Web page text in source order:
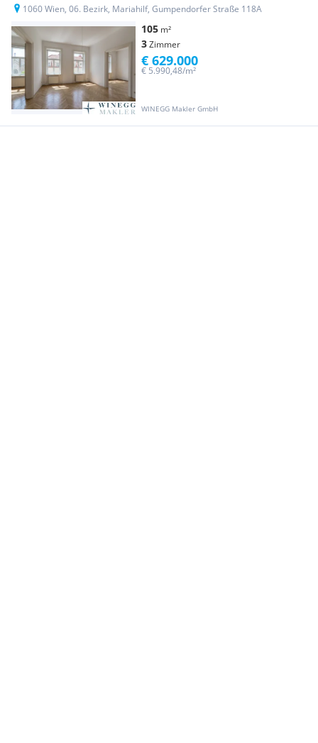
1060 Wien, 06. Bezirk, Mariahilf, Gumpendorfer Straße 118A
105 m²
3Zimmer
WINEGG Makler GmbH
€ 5.990,48/m²
€ 629.000